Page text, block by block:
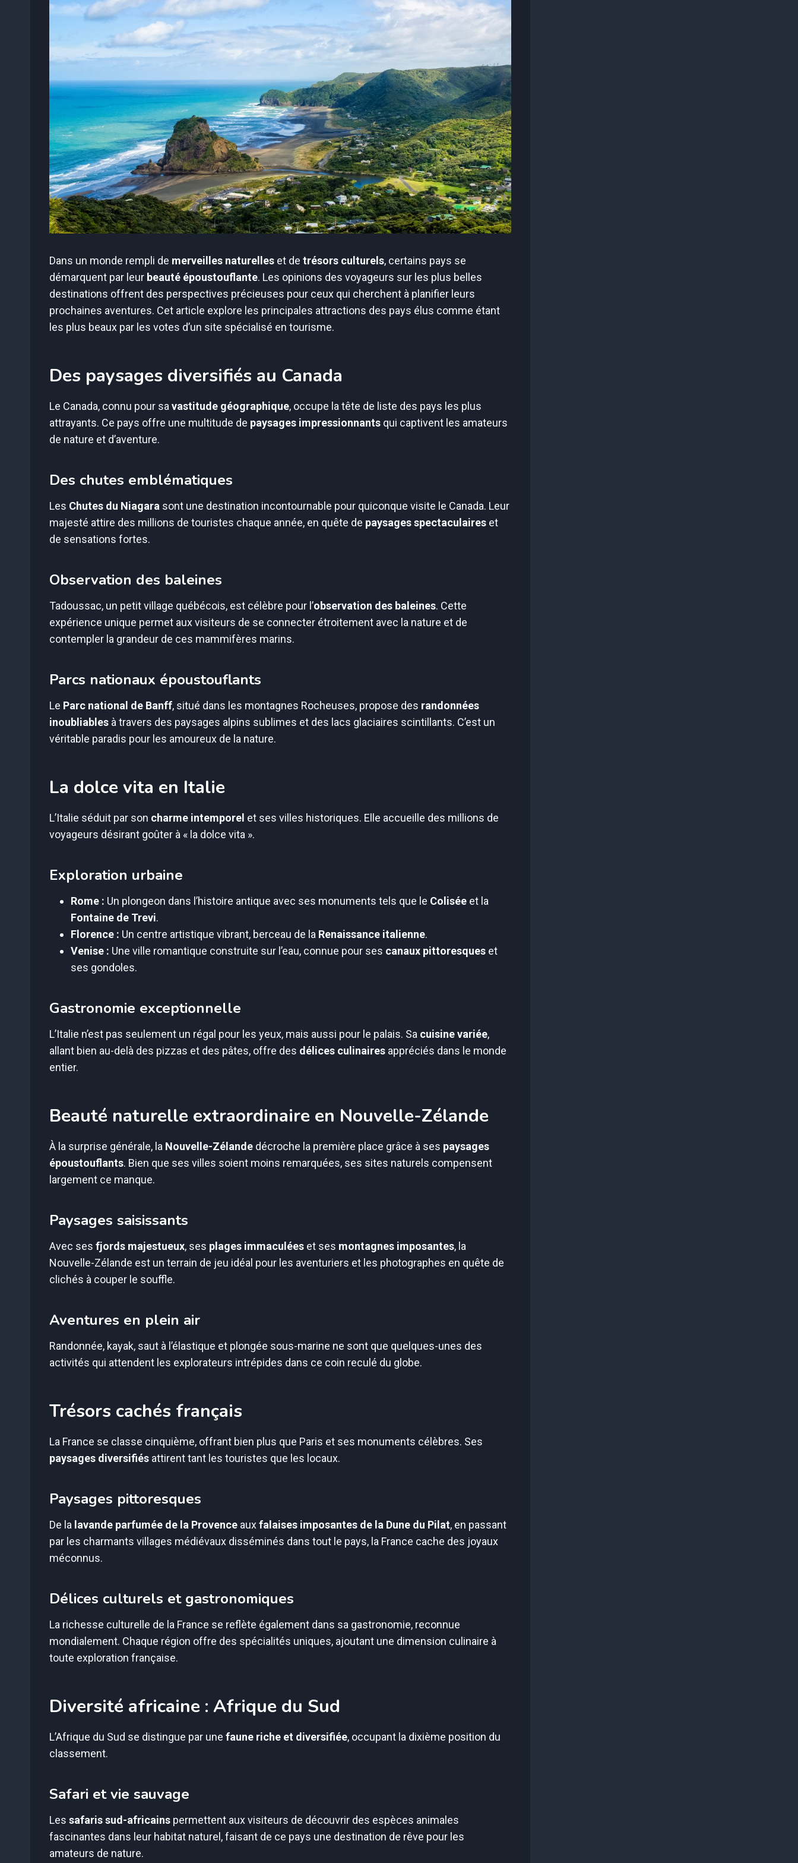
Dans un monde rempli de merveilles naturelles et de trésors culturels, certains pays se
démarquent par leur beauté époustouflante. Les opinions des voyageurs sur les plus belles
destinations offrent des perspectives précieuses pour ceux qui cherchent à planifier leurs
prochaines aventures. Cet article explore les principales attractions des pays élus comme étant
les plus beaux par les votes d’un site spécialisé en tourisme.
Des paysages diversifiés au Canada
Le Canada, connu pour sa vastitude géographique, occupe la tête de liste des pays les plus
attrayants. Ce pays offre une multitude de paysages impressionnants qui captivent les amateurs
de nature et d’aventure.
Des chutes emblématiques
Les Chutes du Niagara sont une destination incontournable pour quiconque visite le Canada. Leur
majesté attire des millions de touristes chaque année, en quête de paysages spectaculaires et
de sensations fortes.
Observation des baleines
Tadoussac, un petit village québécois, est célèbre pour l’observation des baleines. Cette
expérience unique permet aux visiteurs de se connecter étroitement avec la nature et de
contempler la grandeur de ces mammifères marins.
Parcs nationaux époustouflants
Le Parc national de Banff, situé dans les montagnes Rocheuses, propose des randonnées
inoubliables à travers des paysages alpins sublimes et des lacs glaciaires scintillants. C’est un
véritable paradis pour les amoureux de la nature.
La dolce vita en Italie
L’Italie séduit par son charme intemporel et ses villes historiques. Elle accueille des millions de
voyageurs désirant goûter à « la dolce vita ».
Exploration urbaine
Rome : Un plongeon dans l’histoire antique avec ses monuments tels que le Colisée et la
Fontaine de Trevi.
Florence : Un centre artistique vibrant, berceau de la Renaissance italienne.
Venise : Une ville romantique construite sur l’eau, connue pour ses canaux pittoresques et
ses gondoles.
Gastronomie exceptionnelle
L’Italie n’est pas seulement un régal pour les yeux, mais aussi pour le palais. Sa cuisine variée,
allant bien au-delà des pizzas et des pâtes, offre des délices culinaires appréciés dans le monde
entier.
Beauté naturelle extraordinaire en Nouvelle-Zélande
À la surprise générale, la Nouvelle-Zélande décroche la première place grâce à ses paysages
époustouflants. Bien que ses villes soient moins remarquées, ses sites naturels compensent
largement ce manque.
Paysages saisissants
Avec ses fjords majestueux, ses plages immaculées et ses montagnes imposantes, la
Nouvelle-Zélande est un terrain de jeu idéal pour les aventuriers et les photographes en quête de
clichés à couper le souffle.
Aventures en plein air
Randonnée, kayak, saut à l’élastique et plongée sous-marine ne sont que quelques-unes des
activités qui attendent les explorateurs intrépides dans ce coin reculé du globe.
Trésors cachés français
La France se classe cinquième, offrant bien plus que Paris et ses monuments célèbres. Ses
paysages diversifiés attirent tant les touristes que les locaux.
Paysages pittoresques
De la lavande parfumée de la Provence auxfalaises imposantes de la Dune du Pilat, en passant
par les charmants villages médiévaux disséminés dans tout le pays, la France cache des joyaux
méconnus.
Délices culturels et gastronomiques
La richesse culturelle de la France se reflète également dans sa gastronomie, reconnue
mondialement. Chaque région offre des spécialités uniques, ajoutant une dimension culinaire à
toute exploration française.
Diversité africaine : Afrique du Sud
L’Afrique du Sud se distingue par une faune riche et diversifiée, occupant la dixième position du
classement.
Safari et vie sauvage
Les safaris sud-africains permettent aux visiteurs de découvrir des espèces animales
fascinantes dans leur habitat naturel, faisant de ce pays une destination de rêve pour les
amateurs de nature.